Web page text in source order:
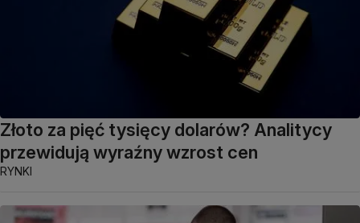
Złoto za pięć tysięcy dolarów? Analitycy
przewidują wyraźny wzrost cen
RYNKI